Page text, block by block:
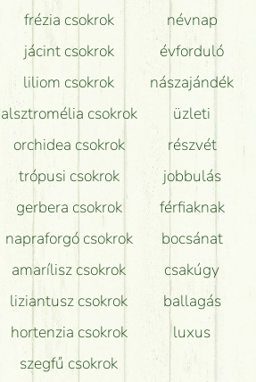
frézia csokrok
jácint csokrok
liliom csokrok
alsztromélia csokrok
orchidea csokrok
trópusi csokrok
gerbera csokrok
napraforgó csokrok
amarílisz csokrok
liziantusz csokrok
hortenzia csokrok
szegfű csokrok
névnap
évforduló
nászajándék
üzleti
részvét
jobbulás
férfiaknak
bocsánat
csakúgy
ballagás
luxus